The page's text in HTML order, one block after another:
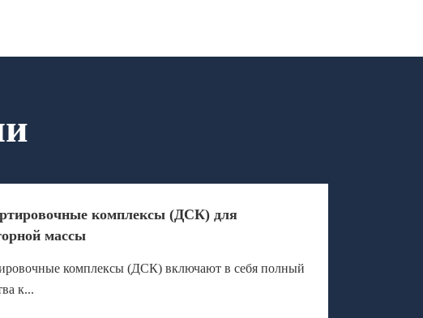
комплексы (ДСК) для
массы
комплексы (ДСК) включают в себя полный
к...